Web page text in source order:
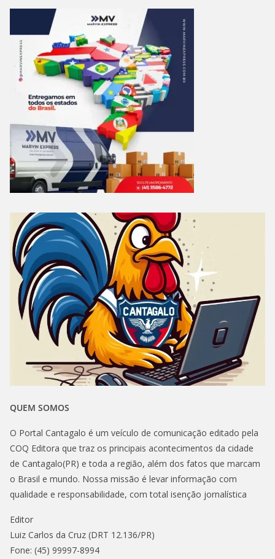
QUEM SOMOS
O Portal Cantagalo é um veículo de comunicação editado pela
COQ Editora que traz os principais acontecimentos da cidade
de Cantagalo(PR) e toda a região, além dos fatos que marcam
o Brasil e mundo. Nossa missão é levar informação com
qualidade e responsabilidade, com total isenção jornalística
Editor
Luiz Carlos da Cruz (DRT 12.136/PR)
Fone: (45) 99997-8994